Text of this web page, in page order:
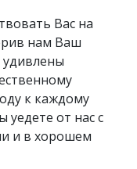
Вас на
нам Ваш
к каждому
уедете от нас с
и в хорошем